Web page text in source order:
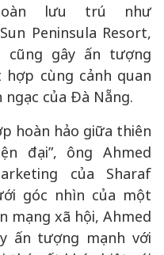
lưu trú như
Peninsula Resort,
cũng gây ấn tượng
cùng cảnh quan
của Đà Nẵng.
hoàn hảo giữa thiên
đại”, ông Ahmed
của Sharaf
góc nhìn của một
mạng xã hội, Ahmed
ấn tượng mạnh với